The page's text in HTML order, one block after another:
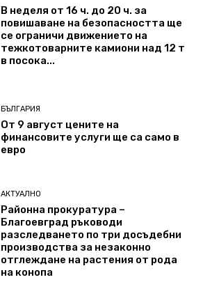
В неделя от 16 ч. до 20 ч. за
повишаване на безопасността ще
се ограничи движението на
тежкотоварните камиони над 12 т
в посока...
БЪЛГАРИЯ
От 9 август цените на
финансовите услуги ще са само в
евро
АКТУАЛНО
Районна прокуратура –
Благоевград ръководи
разследването по три досъдебни
производства за незаконно
отглеждане на растения от рода
на конопа